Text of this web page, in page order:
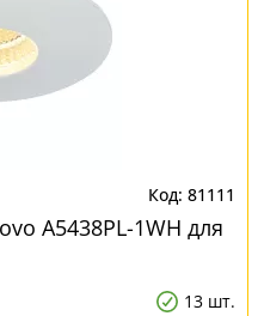
81111
A5438PL-1WH для
13 шт.